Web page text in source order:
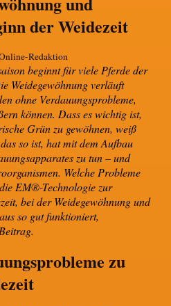
der Weidezeit
Redaktion
beginnt für viele Pferde der
Weidegewöhnung verläuft
ohne Verdauungsprobleme,
können. Dass es wichtig ist,
Grün zu gewöhnen, weiß
so ist, hat mit dem Aufbau
zu tun – und
Welche Probleme
EM®-Technologie zur
bei der Weidegewöhnung und
so gut funktioniert,
zu